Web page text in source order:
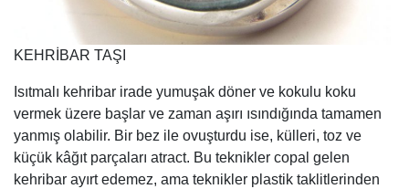
KEHRİBAR TAŞI
Isıtmalı kehribar irade yumuşak döner ve kokulu koku
vermek üzere başlar ve zaman aşırı ısındığında tamamen
yanmış olabilir. Bir bez ile ovuşturdu ise, külleri, toz ve
küçük kâğıt parçaları atract. Bu teknikler copal gelen
kehribar ayırt edemez, ama teknikler plastik taklitlerinden